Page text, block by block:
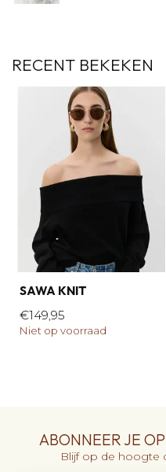
RECENT BEKEKEN
SAWA KNIT
€149,95
Niet op voorraad
ABONNEER JE
Blijf op de hoogte